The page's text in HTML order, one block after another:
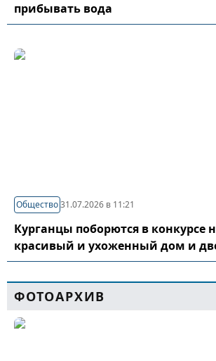
прибывать вода
Общество31.07.2026 в 11:21
Курганцы поборются в конкурсе
красивый и ухоженный дом и
ФОТОАРХИВ